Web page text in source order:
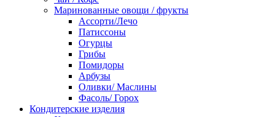
Маринованные овощи / фрукты
Ассорти/Лечо
Патиссоны
Огурцы
Грибы
Помидоры
Арбузы
Оливки/ Маслины
Фасоль/ Горох
Кондитерские изделия